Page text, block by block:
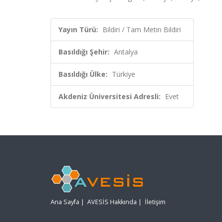
Yayın Türü: Bildiri / Tam Metin Bildiri
Basıldığı Şehir: Antalya
Basıldığı Ülke: Türkiye
Akdeniz Üniversitesi Adresli: Evet
Ana Sayfa | AVESİS Hakkında | İletişim